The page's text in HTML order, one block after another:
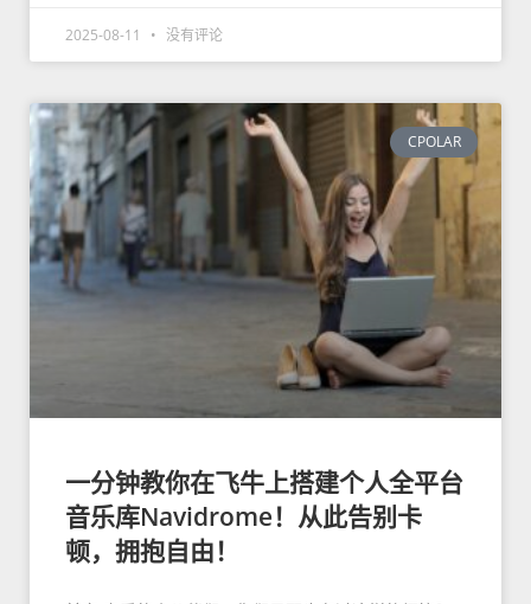
2025-08-11 没有评论
CPOLAR
一分钟教你在飞牛上搭建个人全平台
音乐库Navidrome！从此告别卡
顿，拥抱自由！